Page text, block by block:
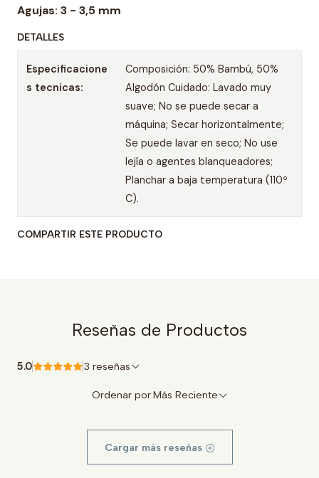
Agujas: 3 - 3,5 mm
DETALLES
Especificacione
s tecnicas:
Composición: 50% Bambú, 50%
Algodón Cuidado: Lavado muy
suave; No se puede secar a
máquina; Secar horizontalmente;
Se puede lavar en seco; No use
lejía o agentes blanqueadores;
Planchar a baja temperatura (110º
C).
COMPARTIR ESTE PRODUCTO
Reseñas de Productos
5.0 3 reseñas
Ordenar por:Más Reciente
Cargar más reseñas